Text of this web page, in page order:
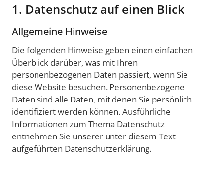
1. Datenschutz auf einen Blick
Allgemeine Hinweise
Die folgenden Hinweise geben einen einfachen
Überblick darüber, was mit Ihren
personenbezogenen Daten passiert, wenn Sie
diese Website besuchen. Personenbezogene
Daten sind alle Daten, mit denen Sie persönlich
identifiziert werden können. Ausführliche
Informationen zum Thema Datenschutz
entnehmen Sie unserer unter diesem Text
aufgeführten Datenschutzerklärung.